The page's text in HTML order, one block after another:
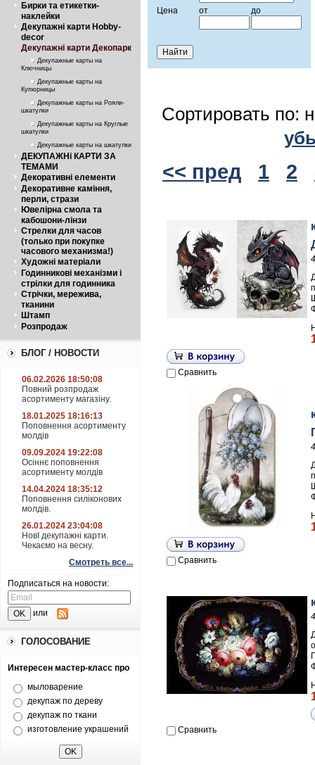
Бирки та етикетки-
наклейки
Декупажні карти Hobby-
decor
Декупажні карти Декопарк
Декупажные карты на
Ключницы
Декупажные карты на
Купюрницы
Декупажные карты на Рояли-
шкатулки
Декупажные карты на Круглые
шкатулки
Декупажные карты на шкатулки
ДЕКУПАЖНі КАРТИ ЗА
ТЕМАМИ
Декоративні елементи
Декоративне каміння,
перли, стрази
Ювелірна смола та
кабошони-лінзи
Стрелки для часов
(только при покупке
часового механизма!)
Художні матеріали
Годинникові механізми і
стрілки для годинника
Стрічки, мережива,
тканини
Штамп
Розпродаж
БЛОГ / НОВОСТИ
06.02.2026 18:50:08
Повний розпродаж
асортименту магазіну.
18.01.2025 18:16:13
Поповнення асортименту
молдів
09.09.2024 19:22:08
Осіннє поповнення
асортименту молдів
14.04.2024 18:35:12
Поповнення силіконових
молдів.
26.01.2024 23:04:08
НовІ декупажні карти.
Чекаємо на весну.
Смотреть все...
Подписаться на новости:
или
ГОЛОСОВАНИЕ
Интересен мастер-класс про
мыловарение
декупаж по дереву
декупаж по ткани
изготовление украшений
Цена
от до
Сортировать по:
<< пред 1 2
Сравнить
Сравнить
Сравнить